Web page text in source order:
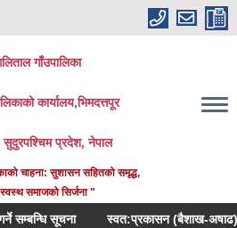
गाँउपालिका
कार्यालय,भिमदत्तपूर
सुदुरपश्चिम प्रदेश, नेपाल
चाहना: सुशासन सहितको समृद्ध,
समाजको सिर्जना "
सूचना स्वत:प्रकासन (बैशाख-अषाढ)